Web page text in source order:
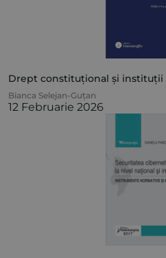
Drept constituțional și instituții
Bianca Selejan-Guțan
12 Februarie 2026